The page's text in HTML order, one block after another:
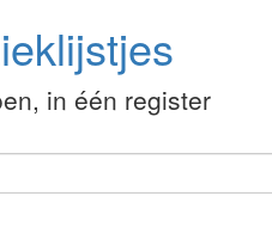
in één register